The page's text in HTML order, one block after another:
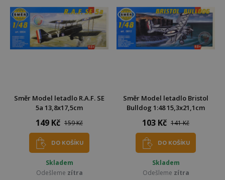
Směr Model letadlo R.A.F. SE
5a 13,8x17,5cm
149 Kč 159 Kč
DO KOŠÍKU
Skladem
Odešleme zítra
Směr Model letadlo Bristol
Bulldog 1:48 15,3x21,1cm
103 Kč 141 Kč
DO KOŠÍKU
Skladem
Odešleme zítra